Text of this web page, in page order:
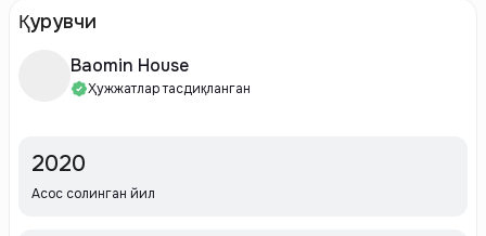
Қурувчи
Baomin House
Ҳужжатлар тасдиқланган
2020
Асос солинган йил